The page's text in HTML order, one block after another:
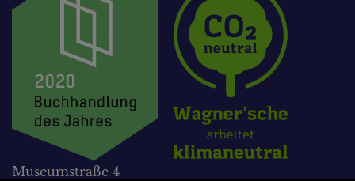
Museumstraße 4